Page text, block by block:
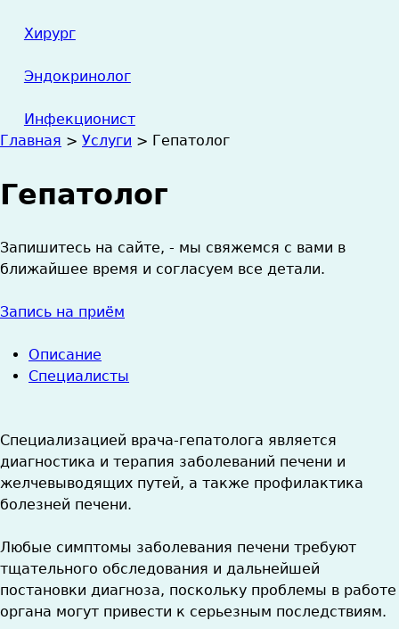
Хирург
Эндокринолог
Инфекционист
здесь
Главная > Услуги > Гепатолог
Гепатолог
Запишитесь на сайте, - мы свяжемся с вами в
ближайшее время и cогласуем все детали.
Запись на приём
Описание
Специалисты
Специализацией врача-гепатолога является
диагностика и терапия заболеваний печени и
желчевыводящих путей, а также профилактика
болезней печени.
Любые симптомы заболевания печени требуют
тщательного обследования и дальнейшей
постановки диагноза, поскольку проблемы в работе
органа могут привести к серьезным последствиям.